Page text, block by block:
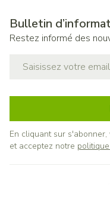
Bulletin
Restez informé des
En cliquant sur
et acceptez notre